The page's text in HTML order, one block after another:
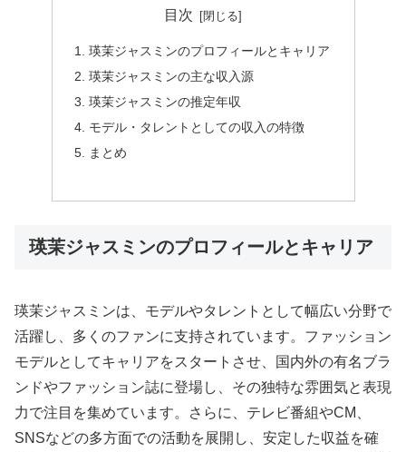
目次
瑛茉ジャスミンのプロフィールとキャリア
瑛茉ジャスミンの主な収入源
瑛茉ジャスミンの推定年収
モデル・タレントとしての収入の特徴
まとめ
瑛茉ジャスミンのプロフィールとキャリア
瑛茉ジャスミンは、モデルやタレントとして幅広い分野で
活躍し、多くのファンに支持されています。ファッション
モデルとしてキャリアをスタートさせ、国内外の有名ブラ
ンドやファッション誌に登場し、その独特な雰囲気と表現
力で注目を集めています。さらに、テレビ番組やCM、
SNSなどの多方面での活動を展開し、安定した収益を確